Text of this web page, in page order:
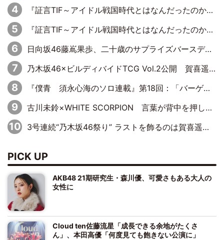
『証言TIF～アイドル戦国時代とはなんだったのか～』第8回：Negicco・Nao☆×Megu×Kaede「東京からオファーが来たのと、梨の皮剥きとどっちが大事なんだって」
『証言TIF～アイドル戦国時代とはなんだったのか～』第10回：さくら学院・武藤彩未×飯田らうら「正直、中3で辞めるというのを信じてなくて。そう言われてはいたけど、嘘でしょって」
日向坂46藤嶌果歩、二十歳のサプライズバースデーに大喜び「頼られる先輩になれるように努力していきたい」
乃木坂46×ビルディバイドTCG Vol.2公開 賀喜遥香＆田村真佑が『京まふ』ステージに登壇
『僕青 須永心海のソロ連載』第18回：「バーゲンセールハンターみうな inしまむら」編
古川未鈴×WHITE SCORPION 言葉が背中を押した“それぞれの決意”
3号連続“乃木坂46祭り” ラストを飾るのは賀喜遥香…5年ぶりの登場に「5年分大人になった私を見ていただけたら」
PICK UP
AKB48 21期研究生・森川優、可愛さもある大人の
女性に
Cloud ten佐藤流星「成長できる余地がたくさ
ん」、本田高優「何度見ても飽きない公演に」